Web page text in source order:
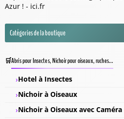
Azur ! - ici.fr
Catégories de la boutique
Abris pour Insectes, Nichoir pour oiseaux, ruches...
Hotel à Insectes
Nichoir à Oiseaux
Nichoir à Oiseaux avec Caméra